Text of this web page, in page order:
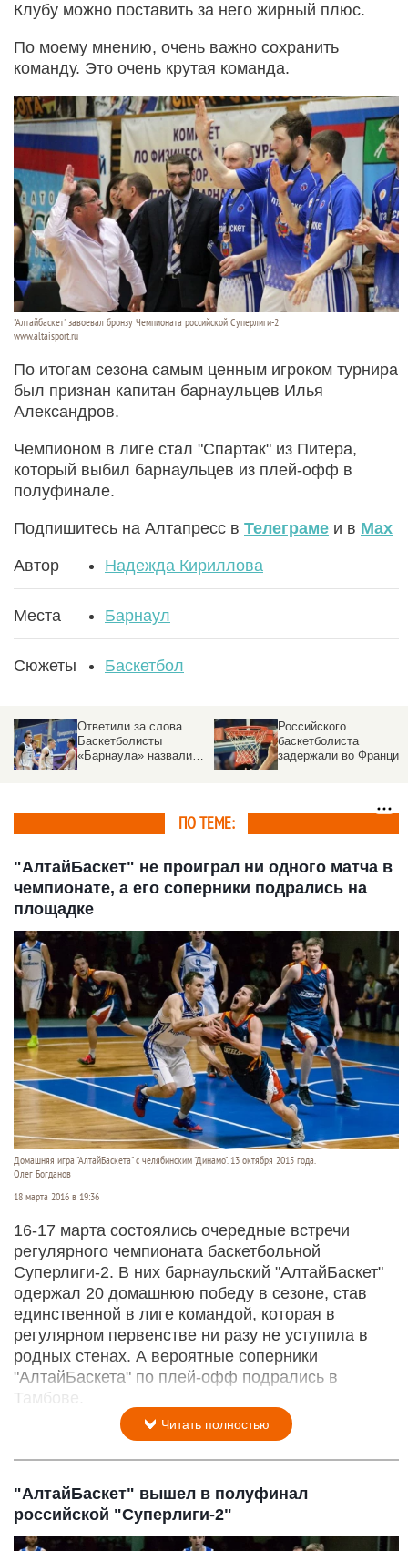
Клубу можно поставить за него жирный плюс.
По моему мнению, очень важно сохранить
команду. Это очень крутая команда.
"Алтайбаскет" завоевал бронзу Чемпионата российской Суперлиги-2
www.altaisport.ru
По итогам сезона самым ценным игроком турнира
был признан капитан барнаульцев Илья
Александров.
Чемпионом в лиге стал "Спартак" из Питера,
который выбил барнаульцев из плей-офф в
полуфинале.
Подпишитесь на Алтапресс в Телеграме и в Max
Автор Надежда Кириллова
Места Барнаул
Сюжеты Баскетбол
Ответили за слова.
Баскетболисты
«Барнаула» назвали
«Новосибирска»
Российского
баскетболиста
задержали во Франции
ПО ТЕМЕ:
"АлтайБаскет" не проиграл ни одного матча в
чемпионате, а его соперники подрались на
площадке
Домашняя игра "АлтайБаскета" с челябинским "Динамо". 13 октября 2015 года.
Олег Богданов
18 марта 2016 в 19:36
16-17 марта состоялись очередные встречи
регулярного чемпионата баскетбольной
Суперлиги-2. В них барнаульский "АлтайБаскет"
одержал 20 домашнюю победу в сезоне, став
единственной в лиге командой, которая в
регулярном первенстве ни разу не уступила в
родных стенах. А вероятные соперники
"АлтайБаскета" по плей-офф подрались в
Тамбове.
Читать полностью
"АлтайБаскет" вышел в полуфинал
российской "Суперлиги-2"